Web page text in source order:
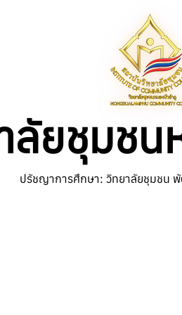
ลัยชุมชน
ปรัชญาการศึกษา: วิทยาลัยชุมชน